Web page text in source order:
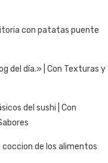
con patatas puente
del día.» | Con Texturas y
del sushi | Con
coccion de los alimentos